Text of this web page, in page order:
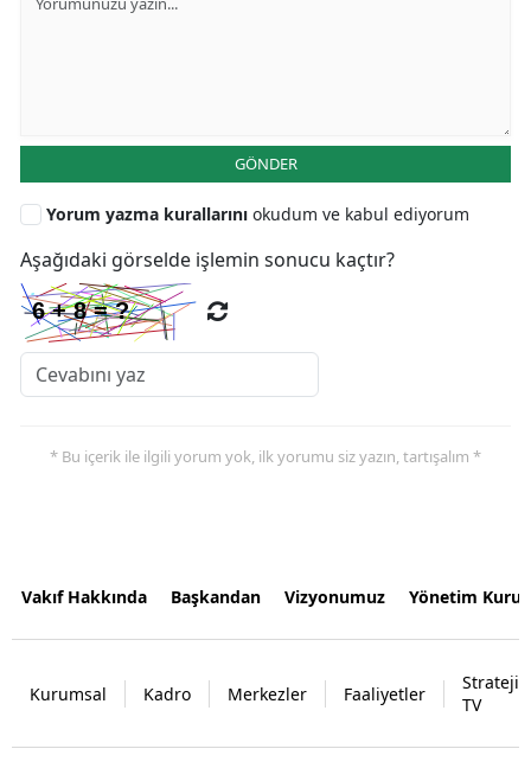
GÖNDER
Yorum yazma kurallarını okudum ve kabul ediyorum
Aşağıdaki görselde işlemin sonucu kaçtır?
* Bu içerik ile ilgili yorum yok, ilk yorumu siz yazın, tartışalım *
Vakıf Hakkında Başkandan Vizyonumuz Yönetim
Kurumsal Kadro Merkezler Faaliyetler
Strateji
TV